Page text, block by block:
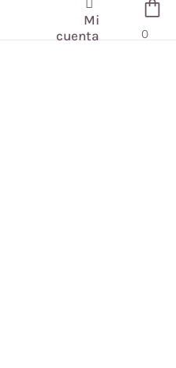
Mi
cuenta
0